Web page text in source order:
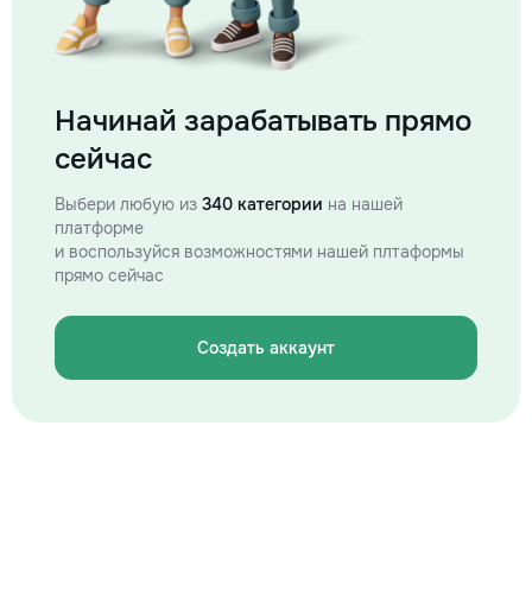
Начинай зарабатывать прямо
сейчас
Выбери любую из 340 категории на нашей
платформе
и воспользуйся возможностями нашей плтаформы
прямо сейчас
Создать аккаунт